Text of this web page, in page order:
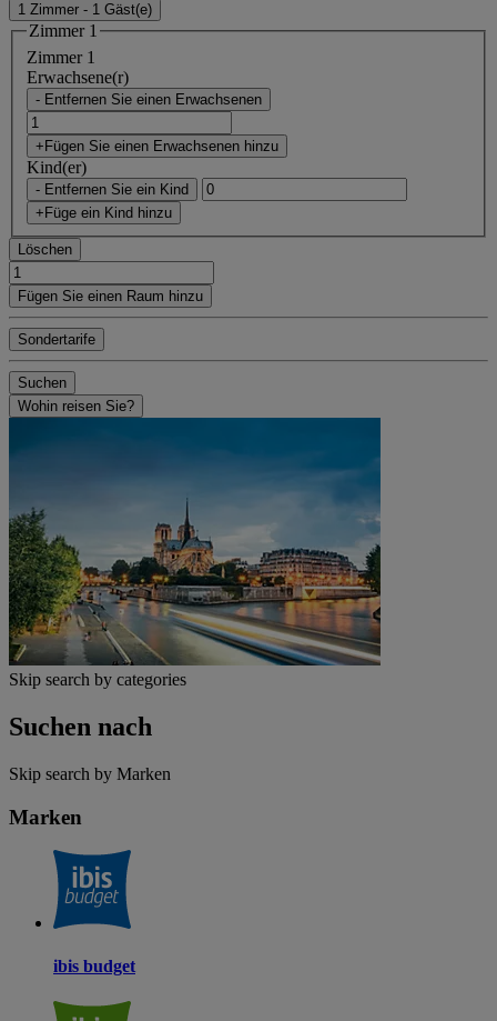
1 Zimmer - 1 Gäst(e)
Zimmer 1
Zimmer 1
Erwachsene(r)
- Entfernen Sie einen Erwachsenen
+Fügen Sie einen Erwachsenen hinzu
Kind(er)
- Entfernen Sie ein Kind
+Füge ein Kind hinzu
Löschen
Fügen Sie einen Raum hinzu
Sondertarife
Suchen
Wohin reisen Sie?
Skip search by categories
Suchen nach
Skip search by Marken
Marken
ibis budget